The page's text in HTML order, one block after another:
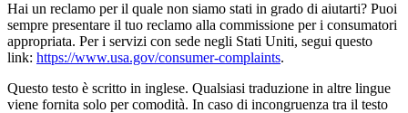
Hai un reclamo per il quale non siamo stati in grado di aiutarti? Puoi
sempre presentare il tuo reclamo alla commissione per i consumatori
appropriata. Per i servizi con sede negli Stati Uniti, segui questo
link: https://www.usa.gov/consumer-complaints.
Questo testo è scritto in inglese. Qualsiasi traduzione in altre lingue
viene fornita solo per comodità. In caso di incongruenza tra il testo